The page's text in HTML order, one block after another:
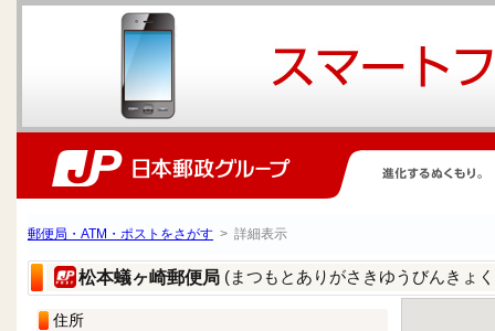
郵便局・ATM・ポストをさがす > 詳細表示
松本蟻ヶ崎郵便局 (まつもとありがさきゆうびんきょ
住所